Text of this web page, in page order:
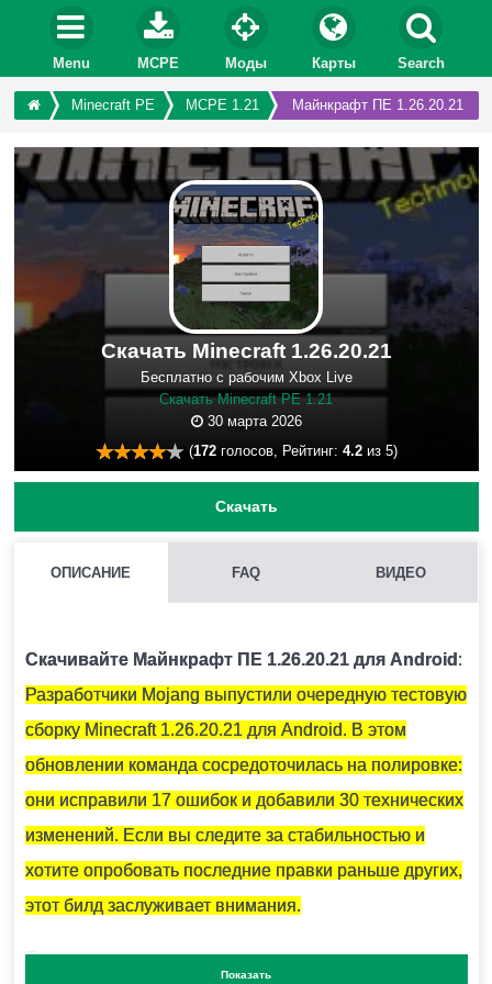
Menu MCPE Моды Карты Search
Minecraft PE MCPE 1.21 Майнкрафт ПЕ 1.26.20.21
Скачать Minecraft 1.26.20.21
Бесплатно с рабочим Xbox Live
Скачать Minecraft PE 1.21
30 марта 2026
(172голосов, Рейтинг: 4.2из 5)
Скачать
ОПИСАНИЕ FAQ ВИДЕО
Скачивайте Майнкрафт ПЕ 1.26.20.21 для Android :
Разработчики Mojang выпустили очередную тестовую
сборку Minecraft 1.26.20.21 для Android. В этом
обновлении команда сосредоточилась на полировке:
они исправили 17 ошибок и добавили 30 технических
изменений. Если вы следите за стабильностью и
хотите опробовать последние правки раньше других,
этот билд заслуживает внимания.
Если ты утомился строительством своего дома,
Показать
тонированного стекла.
КАК СКРАФТИТЬ ПОДЗОРНУЮ ТРУБУ В МАЙНКРАФТ?
Вам понадобится 2 медных слитка и 1 осколок
аметиста.
КАК ПОКРАСИТЬ СВЕЧИ В MINECRAFT PE?
Для этого необходимо использовать 1 из 16